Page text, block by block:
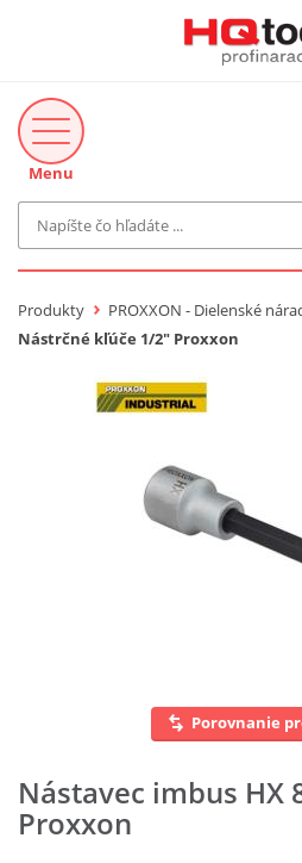
Značka
Makita-Záhrada
Bosch Profi
Gardena
Proxxon Industrial
EUR
novinka v ponuke
Menu
Produkty
PROXXON - Dielenské
Nástrčné kľúče 1/2" Proxxon
Porovnanie
Nástavec imbus HX
Proxxon